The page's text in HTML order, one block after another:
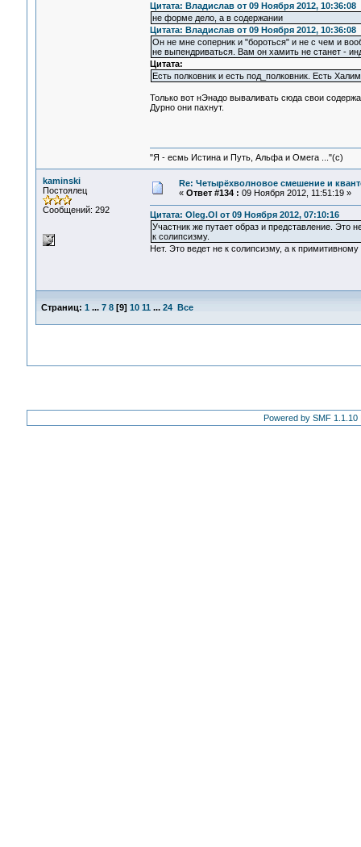
Цитата: Владислав от 09 Ноября 2012, 10:36:08
не форме дело, а в содержании
Цитата: Владислав от 09 Ноября 2012, 10:36:08
Он не мне соперник и "бороться" и не с чем и
не выпендриваться. Вам он хамить не станет -
Цитата:
Есть полковник и есть под_полковник. Есть
Только вот нЭнадо вываливать сюда свои
Дурно они пахнут.
"Я - есмь Истина и Путь, Альфа и Омега ..."(с)
kaminski
Постоялец
Сообщений: 292
Re: Четырёхволновое смешение и
« Ответ #134 : 09 Ноября 2012, 11:51:19 »
Цитата: Oleg.Ol от 09 Ноября 2012, 07:10:16
Участник же путает образ и представление. Это
к солипсизму.
Нет. Это ведет не к солипсизму, а к
Страниц: 1 ... 7 8[9] 10 11 ... 24 Все
Powered by SMF 1.1.10